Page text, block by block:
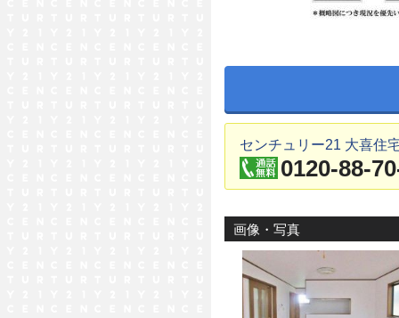
センチュリー21 大喜住
0120-88-
画像・写真